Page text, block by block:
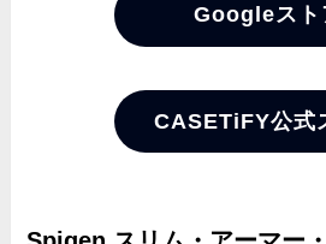
Googleスト
CASETiFY公式